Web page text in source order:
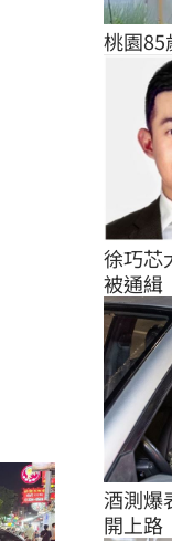
桃園85
徐巧芯
被通緝
酒測爆
開上路